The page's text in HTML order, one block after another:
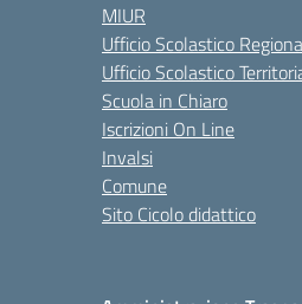
MIUR
Ufficio Scolastico
Ufficio Scolastico
Scuola in Chiaro
Iscrizioni On Line
Invalsi
Comune
Sito Cicolo didattico